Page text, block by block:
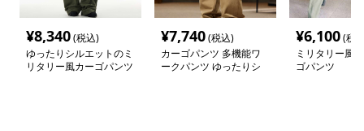
¥8,340(税込)
ゆったりシルエットのミ
リタリー風カーゴパンツ
¥7,740(税込)
カーゴパンツ 多機能ワ
ークパンツ ゆったりシ
¥6,100(税
ミリタリー風
ゴパンツ